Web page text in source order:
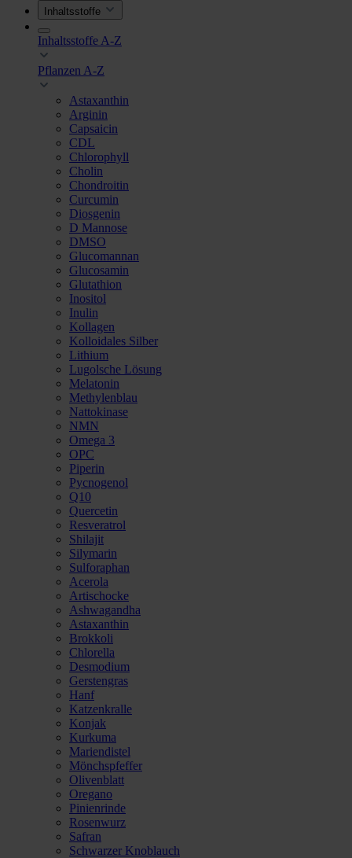
Inhaltsstoffe
Inhaltsstoffe A-Z
Pflanzen A-Z
Astaxanthin
Arginin
Capsaicin
CDL
Chlorophyll
Cholin
Chondroitin
Curcumin
Diosgenin
D Mannose
DMSO
Glucomannan
Glucosamin
Glutathion
Inositol
Inulin
Kollagen
Kolloidales Silber
Lithium
Lugolsche Lösung
Melatonin
Methylenblau
Nattokinase
NMN
Omega 3
OPC
Piperin
Pycnogenol
Q10
Quercetin
Resveratrol
Shilajit
Silymarin
Sulforaphan
Acerola
Artischocke
Ashwagandha
Astaxanthin
Brokkoli
Chlorella
Desmodium
Gerstengras
Hanf
Katzenkralle
Konjak
Kurkuma
Mariendistel
Mönchspfeffer
Olivenblatt
Oregano
Pinienrinde
Rosenwurz
Safran
Schwarzer Knoblauch